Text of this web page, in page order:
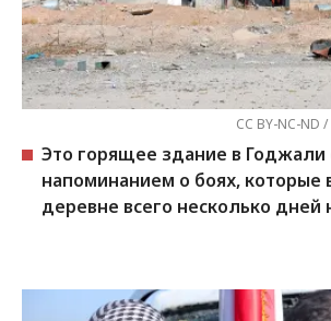
CC BY-NC-ND
Это горящее здание в Годжали
напоминанием о боях, которые
деревне всего несколько дней